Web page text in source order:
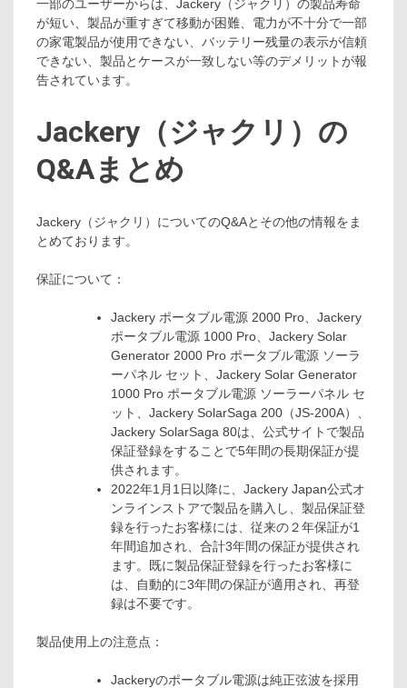
一部のユーザーからは、Jackery（ジャクリ）の製品寿命
が短い、製品が重すぎて移動が困難、電力が不十分で一部
の家電製品が使用できない、バッテリー残量の表示が信頼
できない、製品とケースが一致しない等のデメリットが報
告されています。
Jackery（ジャクリ）の
Q&Aまとめ
Jackery（ジャクリ）についてのQ&Aとその他の情報をま
とめております。
保証について：
Jackery ポータブル電源 2000 Pro、Jackery
ポータブル電源 1000 Pro、Jackery Solar
Generator 2000 Pro ポータブル電源 ソーラ
ーパネル セット、Jackery Solar Generator
1000 Pro ポータブル電源 ソーラーパネル セ
ット、Jackery SolarSaga 200（JS-200A）、
Jackery SolarSaga 80は、公式サイトで製品
保証登録をすることで5年間の長期保証が提
供されます。
2022年1月1日以降に、Jackery Japan公式オ
ンラインストアで製品を購入し、製品保証登
録を行ったお客様には、従来の２年保証が1
年間追加され、合計3年間の保証が提供され
ます。既に製品保証登録を行ったお客様に
は、自動的に3年間の保証が適用され、再登
録は不要です。
製品使用上の注意点：
Jackeryのポータブル電源は純正弦波を採用